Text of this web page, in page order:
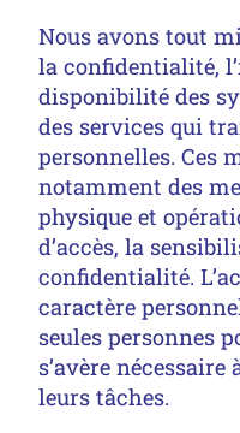
Nous avons tout
la confidentialité,
disponibilité des
des services qui
personnelles. Ces
notamment des
physique et
d’accès, la
confidentialité.
caractère
seules personnes
s’avère
leurs tâches.